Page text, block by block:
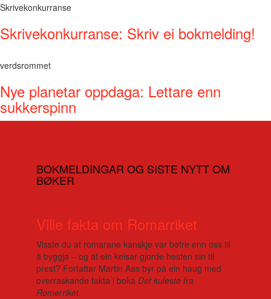
Skrivekonkurranse
Skrivekonkurranse: Skriv ei bokmelding!
verdsrommet
Nye planetar oppdaga: Lettare enn
sukkerspinn
BOKMELDINGAR OG SISTE NYTT OM
BØKER
Ville fakta om Romarriket
Visste du at romarane kanskje var betre enn oss til
å byggja – og at ein keisar gjorde hesten sin til
prest? Forfattar Martin Aas byr på ein haug med
overraskande fakta i boka Det kuleste fra
Romerriket.